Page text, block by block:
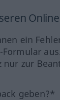
ein
Formular
zur
geben?*